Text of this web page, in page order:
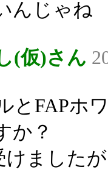
んじゃね
(仮)さん
とFAPホ
か？
けました